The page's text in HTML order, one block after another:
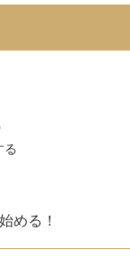
る
める！